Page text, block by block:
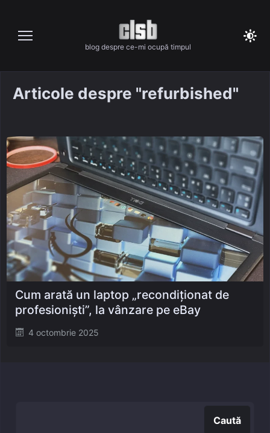
content
blog despre ce-mi ocupă timpul
Articole despre "refurbished"
Posted
4 octombrie 2025
Cum arată un laptop „recondiționat de
profesioniști”, la vânzare pe eBay
Caută